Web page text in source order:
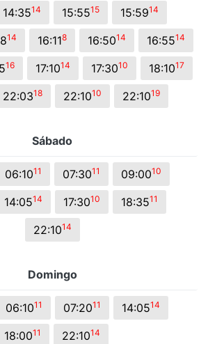
14:3514 15:5515 15:5914
14 16:118 16:5014 16:5514
16 17:1014 17:3010 18:1017
22:0318 22:1010 22:1019
Sábado
06:1011 07:3011 09:0010
14:0514 17:3010 18:3511
22:1014
Domingo
06:1011 07:2011 14:0514
18:0011 22:1014